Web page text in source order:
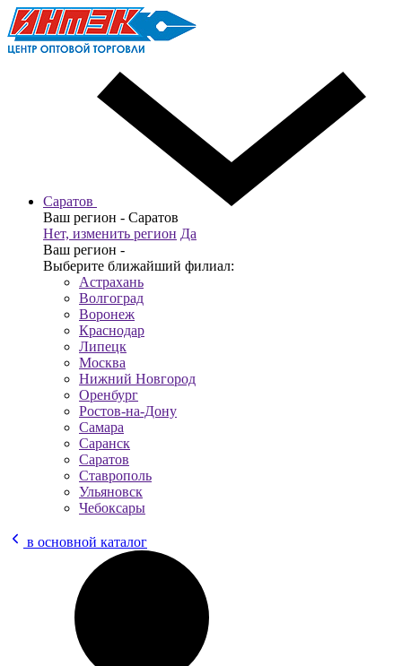
Саратов
Ваш регион - Саратов
Нет, изменить регион Да
Ваш регион -
Выберите ближайший филиал:
Астрахань
Волгоград
Воронеж
Краснодар
Липецк
Москва
Нижний Новгород
Оренбург
Ростов-на-Дону
Самара
Саранск
Саратов
Ставрополь
Ульяновск
Чебоксары
в основной каталог